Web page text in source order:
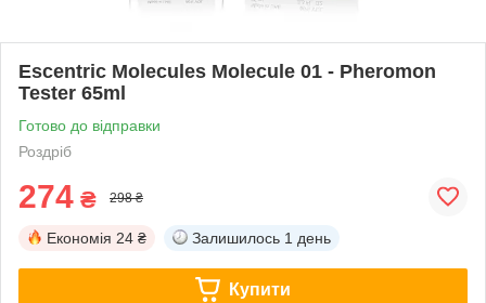
Escentric Molecules Molecule 01 - Pheromon
Tester 65ml
Готово до відправки
Роздріб
274 ₴ 298 ₴
Економія 24 ₴ Залишилось 1 день
Купити